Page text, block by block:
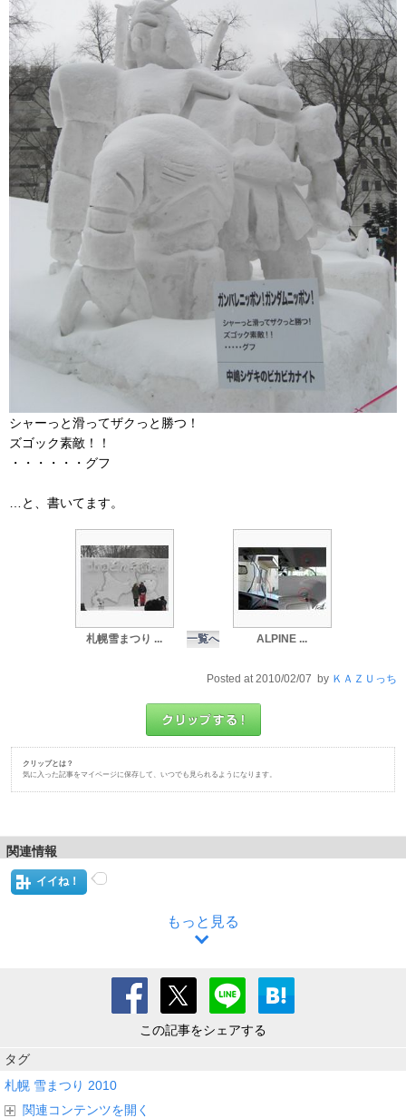
シャーっと滑ってザクっと勝つ！
ズゴック素敵！！
・・・・・・グフ
…と、書いてます。
札幌雪まつり ... 一覧へ ALPINE ...
Posted at 2010/02/07 by ＫＡＺＵっち
クリップとは？
気に入った記事をマイページに保存して、いつでも見られるようになります。
関連情報
イイね！
もっと見る
この記事をシェアする
タグ
札幌 雪まつり 2010
関連コンテンツを開く